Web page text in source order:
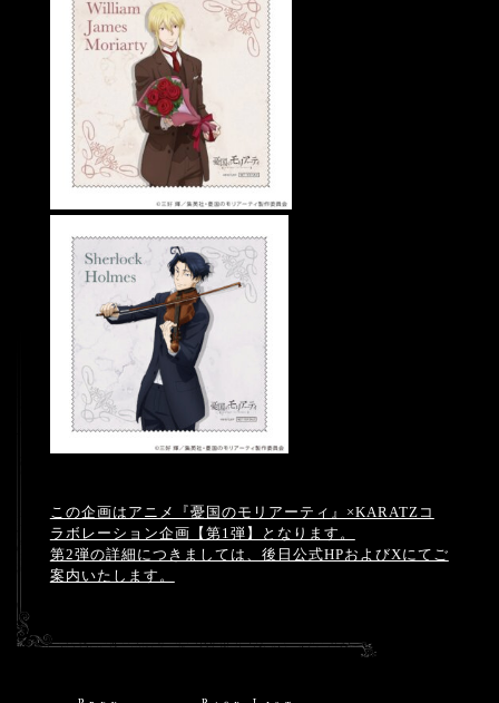
この企画はアニメ『憂国のモリアーティ』×KARATZコ
ラボレーション企画【第1弾】となります。
第2弾の詳細につきましては、後日公式HPおよびXにてご
案内いたします。